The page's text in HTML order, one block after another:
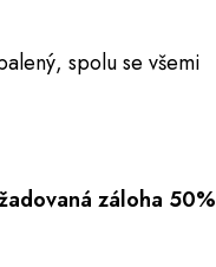
spolu se všemi
záloha 50%